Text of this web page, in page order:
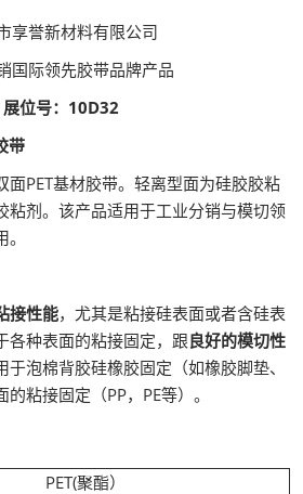
享誉新材料有限公司
国际领先胶带品牌产品
展位号：10D32
带
PET基材胶带。轻离型面为硅胶胶粘
粘剂。该产品适用于工业分销与模切领
接性能，尤其是粘接硅表面或者含硅表
各种表面的粘接固定，跟良好的模切性
于泡棉背胶硅橡胶固定（如橡胶脚垫、
粘接固定（PP，PE等）。
PET(聚酯）